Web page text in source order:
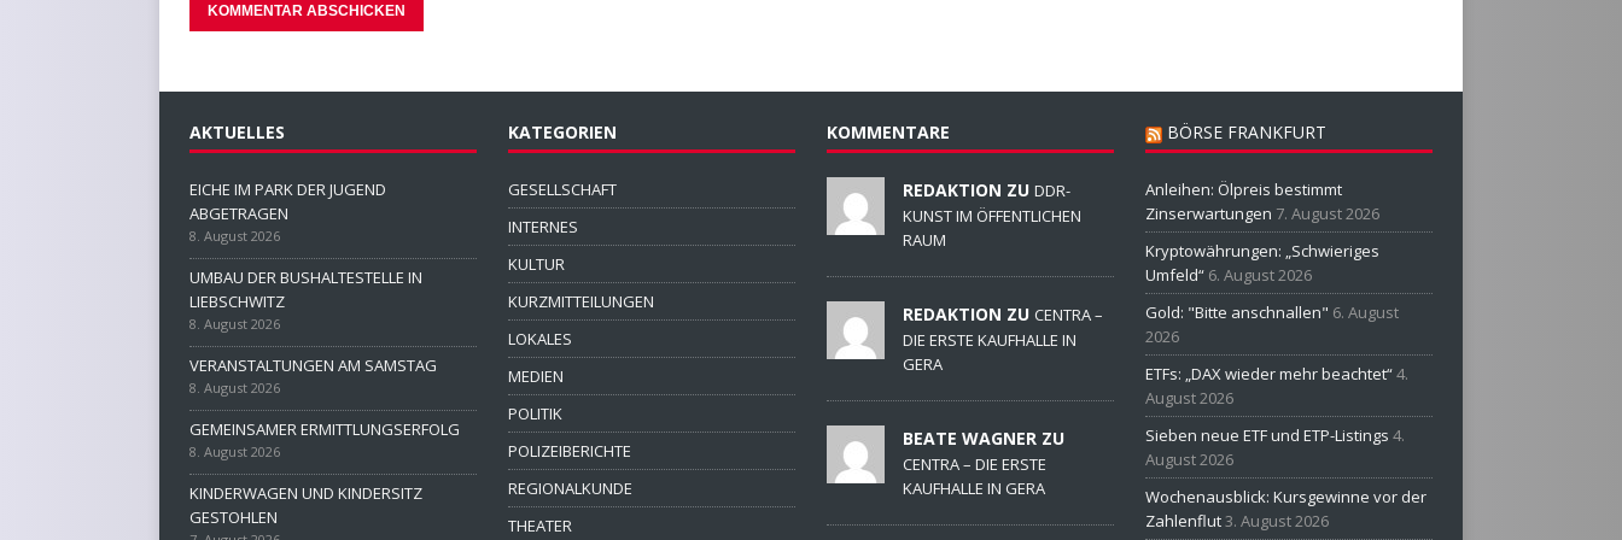
AKTUELLES
EICHE IM PARK DER JUGEND
ABGETRAGEN
8. August 2026
UMBAU DER BUSHALTESTELLE IN
LIEBSCHWITZ
8. August 2026
VERANSTALTUNGEN AM SAMSTAG
8. August 2026
GEMEINSAMER ERMITTLUNGSERFOLG
8. August 2026
KINDERWAGEN UND KINDERSITZ
GESTOHLEN
KATEGORIEN
GESELLSCHAFT
INTERNES
KULTUR
KURZMITTEILUNGEN
LOKALES
MEDIEN
POLITIK
POLIZEIBERICHTE
REGIONALKUNDE
THEATER
KOMMENTARE
REDAKTION ZU DDR-
KUNST IM ÖFFENTLICHEN
RAUM
REDAKTION ZU CENTRA –
DIE ERSTE KAUFHALLE IN
GERA
BEATE WAGNER ZU
CENTRA – DIE ERSTE
KAUFHALLE IN GERA
BÖRSE FRANKFURT
Anleihen: Ölpreis bestimmt
Zinserwartungen 7. August 2026
Kryptowährungen: „Schwieriges
Umfeld“ 6. August 2026
Gold: "Bitte anschnallen" 6. August
2026
ETFs: „DAX wieder mehr beachtet“4.
August 2026
Sieben neue ETF und ETP-Listings 4.
August 2026
Wochenausblick: Kursgewinne vor der
Zahlenflut3. August 2026